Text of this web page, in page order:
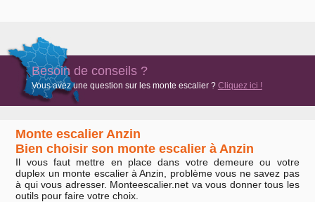
Besoin de conseils ?
Vous avez une question sur les monte escalier ? Cliquez ici !
Monte escalier Anzin
Bien choisir son monte escalier à Anzin
Il vous faut mettre en place dans votre demeure ou votre
duplex un monte escalier à Anzin, problème vous ne savez pas
à qui vous adresser. Monteescalier.net va vous donner tous les
outils pour faire votre choix.